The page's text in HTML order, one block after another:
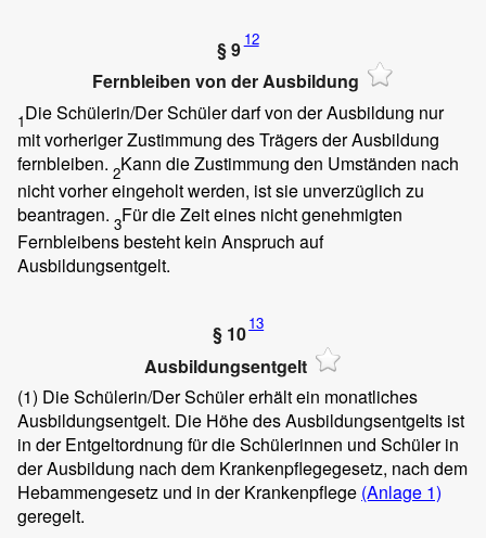
§ 9 12
Fernbleiben von der Ausbildung
1Die Schülerin/Der Schüler darf von der Ausbildung nur
mit vorheriger Zustimmung des Trägers der Ausbildung
fernbleiben. 2Kann die Zustimmung den Umständen nach
nicht vorher eingeholt werden, ist sie unverzüglich zu
beantragen. 3Für die Zeit eines nicht genehmigten
Fernbleibens besteht kein Anspruch auf
Ausbildungsentgelt.
§ 1013
Ausbildungsentgelt
(1) Die Schülerin/Der Schüler erhält ein monatliches
Ausbildungsentgelt. Die Höhe des Ausbildungsentgelts ist
in der Entgeltordnung für die Schülerinnen und Schüler in
der Ausbildung nach dem Krankenpflegegesetz, nach dem
Hebammengesetz und in der Krankenpflege (Anlage 1)
geregelt.